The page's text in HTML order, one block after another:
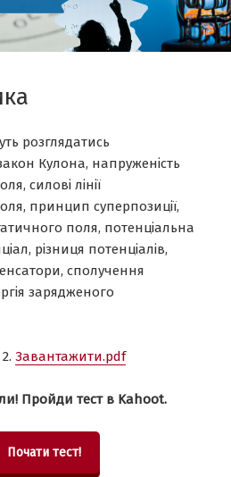
розглядатись
Кулона, напруженість
силові лінії
принцип суперпозиції,
поля, потенціальна
різниця потенціалів,
сполучення
зарядженого
2.Завантажити.pdf
Пройди тест в Kahoot.
Почати тест!